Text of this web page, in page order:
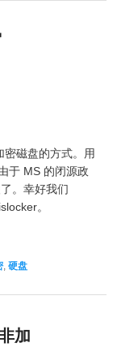
磁盘的方式。用
于 MS 的闭源政
。幸好我们
。
,硬盘
加